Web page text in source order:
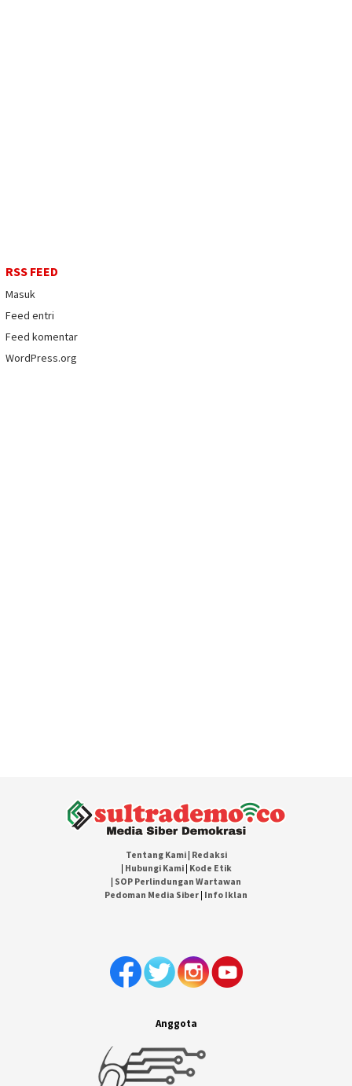
RSS FEED
Masuk
Feed entri
Feed komentar
WordPress.org
Tentang Kami| Redaksi
| Hubungi Kami| Kode Etik
| SOP Perlindungan Wartawan
Pedoman Media Siber | Info Iklan
Anggota